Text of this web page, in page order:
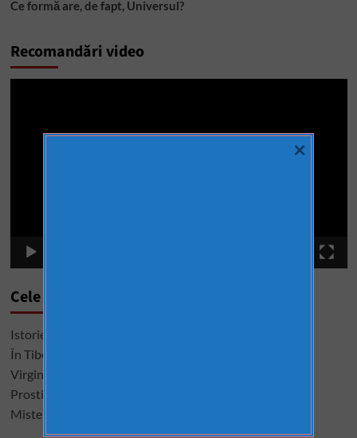
Ce formă are, de fapt, Universul?
Recomandări video
Cele mai citite
Istorie interzisă, descoperiri care sfidează logica
În Tibet, morții sunt dați vulturilor pentru a se ospăta
Virginele şi virginitatea în istoria omenirii
Prostituatele care au condus Roma și Vaticanul
Misterele Bibliei. 13 întrebări la care nu s-a răspuns
×